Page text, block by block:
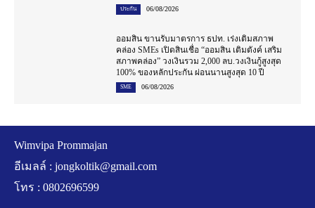
ประกัน 06/08/2026
ออมสิน ขานรับมาตรการ ธปท. เร่งเติมสภาพ
คล่อง SMEs เปิดสินเชื่อ “ออมสิน เติมตังค์ เสริม
สภาพคล่อง” วงเงินรวม 2,000 ลบ.วงเงินกู้สูงสุด
100% ของหลักประกัน ผ่อนนานสูงสุด 10 ปี
SME 06/08/2026
Wimvipa Prommajan
อีเมลล์ : jongkoltik@gmail.com
โทร : 0802696599